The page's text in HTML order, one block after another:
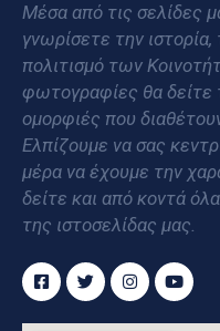
Μέσα από τις σελίδες
γνωρίσετε την
πολιτισμό των
φωτογραφίες θα δείτε
ομορφιές που
Ελπίζουμε να σας
μέρα να έχουμε την
δείτε και από κοντά
της ιστοσελίδας μας.